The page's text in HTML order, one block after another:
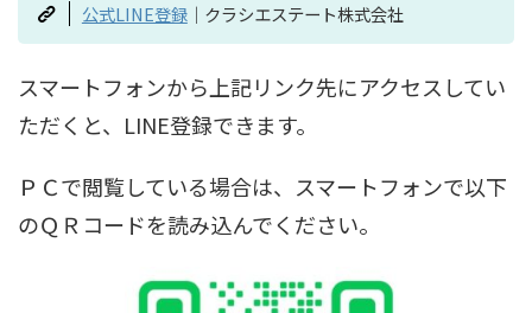
公式LINE登録｜クラシエステート株式会社
スマートフォンから上記リンク先にアクセスしてい
ただくと、LINE登録できます。
ＰＣで閲覧している場合は、スマートフォンで以下
のＱＲコードを読み込んでください。